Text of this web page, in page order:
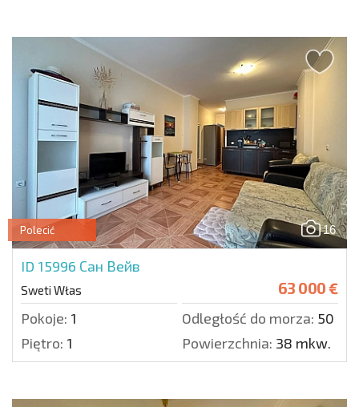
16
Polecić
ID 15996 Сан Вейв
Sweti Włas 63 000 €
Pokoje: 1 Odległość do morza: 50 m.
Piętro: 1 Powierzchnia: 38 mkw.